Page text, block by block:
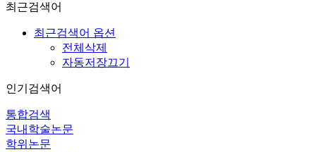
최근검색어
최근검색어 옵션
전체삭제
자동저장끄기
인기검색어
통합검색
국내학술논문
학위논문